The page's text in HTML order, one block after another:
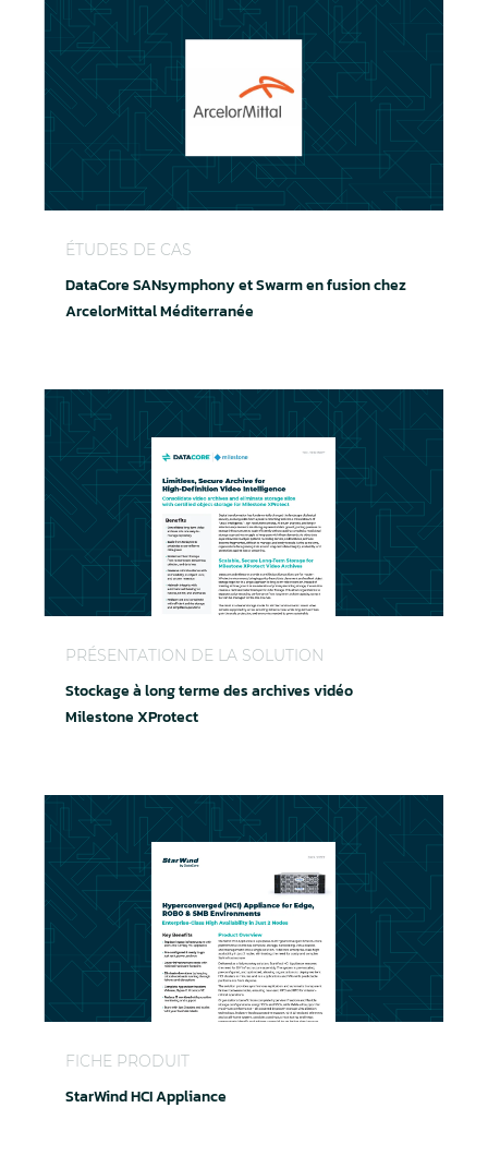
ÉTUDES DE CAS
DataCore SANsymphony et Swarm en fusion chez
ArcelorMittal Méditerranée
PRÉSENTATION DE LA SOLUTION
Stockage à long terme des archives vidéo
Milestone XProtect
FICHE PRODUIT
StarWind HCI Appliance